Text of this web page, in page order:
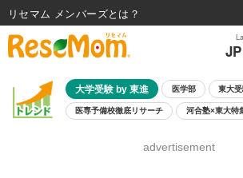
JP
大学受験 by 東進 医学部 東大
医専予備校徹底リサーチ 河合塾×東大特
8月開催学校説明会・相談会
advertisement
リセマム メンバーズ